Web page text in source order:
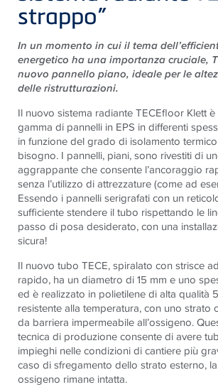
strappo”
In un momento in cui il tema
energetico ha una importanza cruciale,
nuovo pannello piano, ideale per le
delle ristrutturazioni.
Il nuovo sistema radianteTECEfloor Klett
gamma di pannelli in EPS in differenti
in funzione del grado di isolamento
bisogno. I pannelli, piani, sono rivestiti di
aggrappante che consente l’ancoraggio
senza l’utilizzo di attrezzature (come ad
Essendo i pannelli serigrafati con un
sufficiente stendere il tubo rispettando le
passo di posa desiderato, con una
sicura!
Il nuovo tubo TECE, spiralato con strisce
rapido, ha un diametro di 15 mm e uno
ed è realizzato in polietilene di alta qualità
resistente alla temperatura, con uno strato
da barriera impermeabile all’ossigeno.
tecnica di produzione consente di avere
impieghi nelle condizioni di cantiere più
caso di sfregamento dello strato esterno,
ossigeno rimane intatta.